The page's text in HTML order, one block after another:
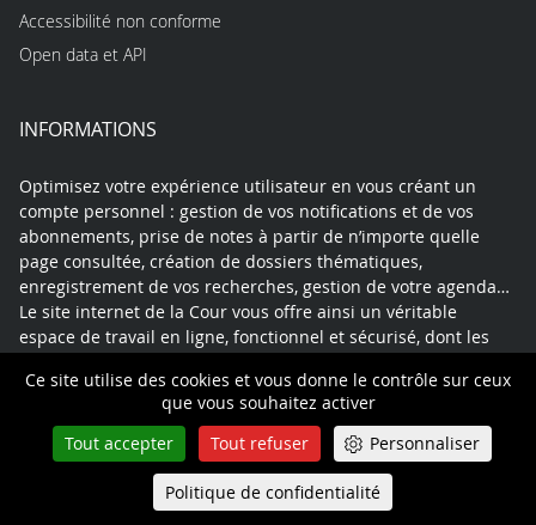
Ce site utilise des cookies et vous donne le contrôle sur ceux
que vous souhaitez activer
Tout accepter
Tout refuser Personnaliser
Politique de confidentialité
Accessibilité non conforme
Open data et API
INFORMATIONS
Optimisez votre expérience utilisateur en vous créant un
compte personnel : gestion de vos notifications et de vos
abonnements, prise de notes à partir de n’importe quelle
page consultée, création de dossiers thématiques,
enregistrement de vos recherches, gestion de votre agenda…
Le site internet de la Cour vous offre ainsi un véritable
espace de travail en ligne, fonctionnel et sécurisé, dont les
Contact Mentions légales
Plan du site
Politique de confidentialité
Queue-Fair